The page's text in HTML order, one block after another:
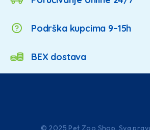
Podrška kupcima 9–15h
BEX dostava
© 2025 Pet Zoo Shop. Sva